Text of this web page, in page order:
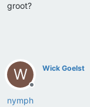
groot?
W
Offline
Wick Goelst
nymph